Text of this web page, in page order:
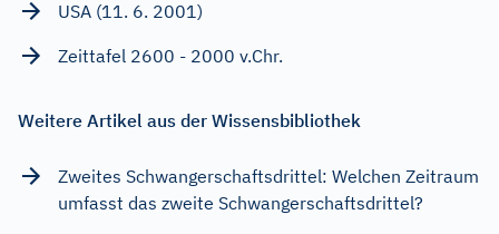
USA (11. 6. 2001)
Zeittafel 2600 - 2000 v.Chr.
Weitere Artikel aus der Wissensbibliothek
Zweites Schwangerschaftsdrittel: Welchen Zeitraum
umfasst das zweite Schwangerschaftsdrittel?